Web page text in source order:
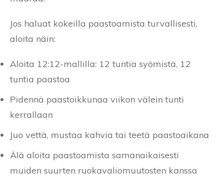
Jos haluat kokeilla paastoamista turvallisesti,
aloita näin:
Aloita 12:12-mallilla: 12 tuntia syömistä, 12
tuntia paastoa
Pidennä paastoikkunaa viikon välein tunti
kerrallaan
Juo vettä, mustaa kahvia tai teetä paastoaikana
Älä aloita paastoamista samanaikaisesti
muiden suurten ruokavaliomuutosten kanssa